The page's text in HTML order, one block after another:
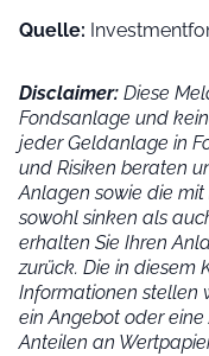
Quelle:
Disclaimer: Diese
Fondsanlage und
jeder Geldanlage in
und Risiken beraten
Anlagen sowie die
sowohl sinken als
erhalten Sie Ihren
zurück. Die in diesem
Informationen stellen
ein Angebot oder
Anteilen an